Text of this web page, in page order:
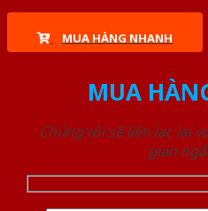
MUA HÀNG NHANH
MUA
Chúng tôi sẽ liên lạc lại
gian